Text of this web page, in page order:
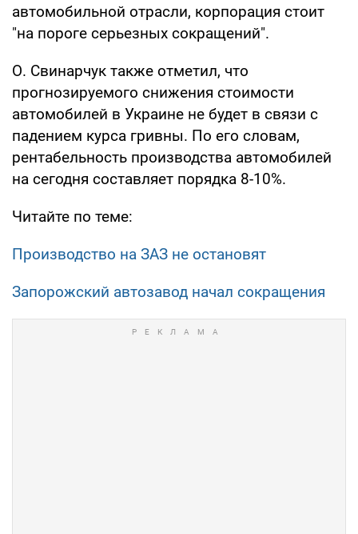
автомобильной отрасли, корпорация стоит
"на пороге серьезных сокращений".
О. Свинарчук также отметил, что
прогнозируемого снижения стоимости
автомобилей в Украине не будет в связи с
падением курса гривны. По его словам,
рентабельность производства автомобилей
на сегодня составляет порядка 8-10%.
Читайте по теме:
Производство на ЗАЗ не остановят
Запорожский автозавод начал сокращения